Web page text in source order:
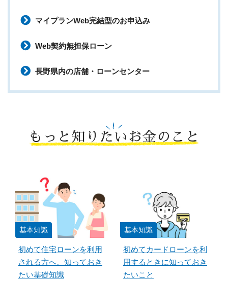
マイプランWeb完結型のお申込み
Web契約無担保ローン
長野県内の店舗・ローンセンター
もっと知りたいお金のこと
基本知識
初めて住宅ローンを利用
される方へ。知っておき
たい基礎知識
基本知識
初めてカードローンを利
用するときに知っておき
たいこと